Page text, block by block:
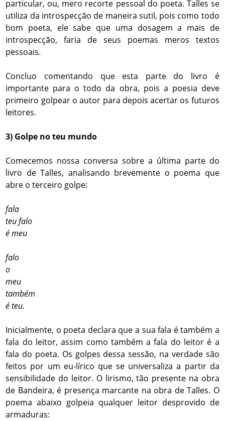
particular, ou, mero recorte pessoal do poeta. Talles se
utiliza da introspecção de maneira sutil, pois como todo
bom poeta, ele sabe que uma dosagem a mais de
introspecção, faria de seus poemas meros textos
pessoais.
Concluo comentando que esta parte do livro é
importante para o todo da obra, pois a poesia deve
primeiro golpear o autor para depois acertar os futuros
leitores.
3) Golpe no teu mundo
Comecemos nossa conversa sobre a última parte do
livro de Talles, analisando brevemente o poema que
abre o terceiro golpe:
fala
teu falo
é meu
falo
o
meu
também
é teu.
Inicialmente, o poeta declara que a sua fala é também a
fala do leitor, assim como também a fala do leitor é a
fala do poeta. Os golpes dessa sessão, na verdade são
feitos por um eu-lírico que se universaliza a partir da
sensibilidade do leitor. O lirismo, tão presente na obra
de Bandeira, é presença marcante na obra de Talles. O
poema abaixo golpeia qualquer leitor desprovido de
armaduras: